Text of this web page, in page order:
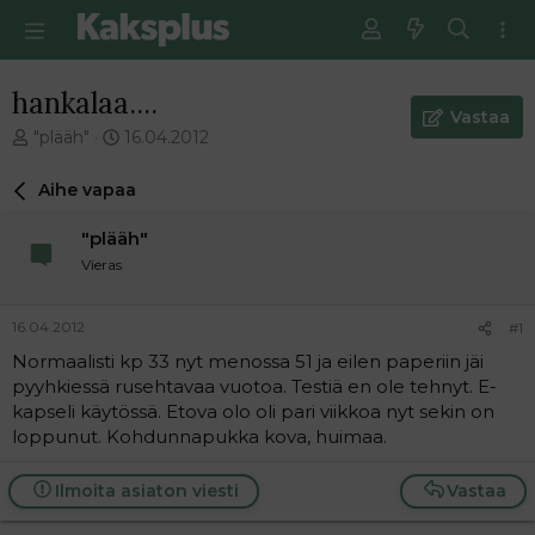
hankalaa....
V
e
i
t
u
n
a
l
i
t
t
"plääh"
E
s
m
m
n
v
i
e
t
i
16.04.2012
Vastaa
Aihe vapaa
"plääh"
Vieras
16.04.2012 #1
Normaalisti kp 33 nyt menossa 51 ja eilen paperiin jäi
pyyhkiessä rusehtavaa vuotoa. Testiä en ole tehnyt. E-
kapseli käytössä. Etova olo oli pari viikkoa nyt sekin on
loppunut. Kohdunnapukka kova, huimaa.
Vastaa
Ilmoita asiaton viesti